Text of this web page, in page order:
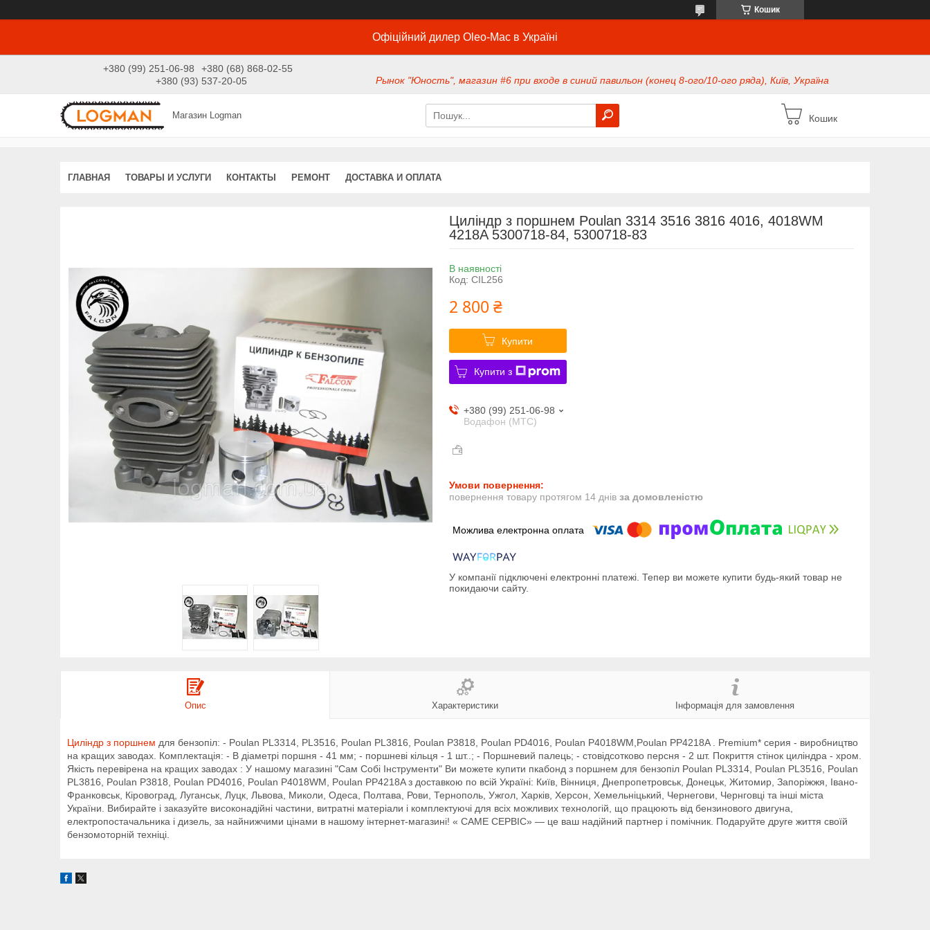
Кошик
Офіційний дилер Oleo-Mac в Україні
+380 (99) 251-06-98
+380 (68) 868-02-55
+380 (93) 537-20-05
Рынок "Юность", магазин #6 при входе в синий павильон (конец 8-ого/10-ого ряда), Київ, Україна
Магазин Logman Кошик
ГЛАВНАЯ ТОВАРЫ И УСЛУГИ КОНТАКТЫ РЕМОНТ ДОСТАВКА И ОПЛАТА
Циліндр з поршнем Poulan 3314 3516 3816 4016, 4018WM
4218A 5300718-84, 5300718-83
В наявності
Код: CIL256
2 800 ₴
Купити
Купити з
+380 (99) 251-06-98
Водафон (МТС)
повернення товару протягом 14 днів за домовленістю
У компанії підключені електронні платежі. Тепер ви можете купити будь-який товар не
покидаючи сайту.
Опис Характеристики Інформація для замовлення
Циліндр з поршнем для бензопіл: - Poulan PL3314, PL3516, Poulan PL3816, Poulan P3818, Poulan PD4016, Poulan P4018WM,Poulan PP4218A . Premium* серия - виробництво
на кращих заводах. Комплектація: - В діаметрі поршня - 41 мм; - поршневі кільця - 1 шт..; - Поршневий палець; - стовідсотково персня - 2 шт. Покриття стінок циліндра - хром.
Якість перевірена на кращих заводах : У нашому магазині "Сам Собі Інструменти" Ви можете купити пкабонд з поршнем для бензопіл Poulan PL3314, Poulan PL3516, Poulan
PL3816, Poulan P3818, Poulan PD4016, Poulan P4018WM, Poulan PP4218A з доставкою по всій Україні: Київ, Вінниця, Днепропетровськ, Донецьк, Житомир, Запоріжжя, Івано-
Франковськ, Кіровоград, Луганськ, Луцк, Львова, Миколи, Одеса, Полтава, Рови, Тернополь, Ужгол, Харків, Херсон, Хемельніцький, Чернегови, Чернговці та інші міста
України. Вибирайте і заказуйте високонадійні частини, витратні матеріали і комплектуючі для всіх можливих технологій, що працюють від бензинового двигуна,
електропостачальника і дизель, за найнижчими цінами в нашому інтернет-магазині! « САМЕ СЕРВІС» — це ваш надійний партнер і помічник. Подаруйте друге життя своїй
бензомоторній техніці.